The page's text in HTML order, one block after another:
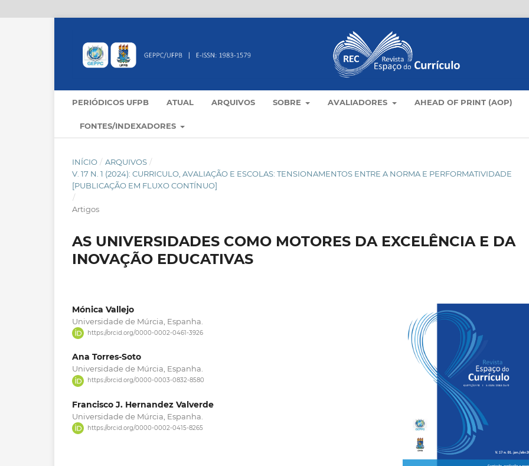
PERIÓDICOS UFPB ATUAL ARQUIVOS SOBRE AVALIADORES AHEAD OF PRINT (AOP)
FONTES/INDEXADORES
INÍCIO / ARQUIVOS /
V. 17 N. 1 (2024): CURRICULO, AVALIAÇÃO E ESCOLAS: TENSIONAMENTOS ENTRE A NORMA E PERFORMATIVIDADE
[PUBLICAÇÃO EM FLUXO CONTÍNUO]
/
Artigos
AS UNIVERSIDADES COMO MOTORES DA EXCELÊNCIA E DA
INOVAÇÃO EDUCATIVAS
Mónica Vallejo
Universidade de Múrcia, Espanha.
https://orcid.org/0000-0002-0461-3926
Ana Torres-Soto
Universidade de Múrcia, Espanha.
https://orcid.org/0000-0003-0832-8580
Francisco J. Hernandez Valverde
Universidade de Múrcia, Espanha.
https://orcid.org/0000-0002-0415-8265